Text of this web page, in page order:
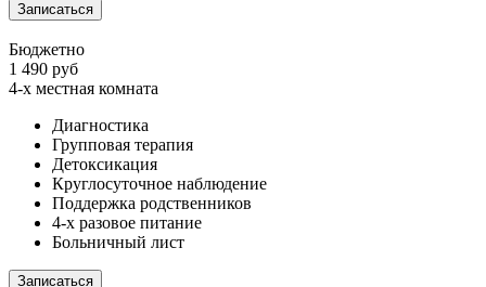
Записаться
Бюджетно
1 490 руб
4-х местная комната
Диагностика
Групповая терапия
Детоксикация
Круглосуточное наблюдение
Поддержка родственников
4-х разовое питание
Больничный лист
Записаться